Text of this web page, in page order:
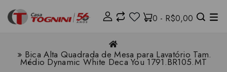
0 - R$0,00
Bica Alta Quadrada de Mesa para Lavatório Tam.
Médio Dynamic White Deca You 1791.BR105.MT